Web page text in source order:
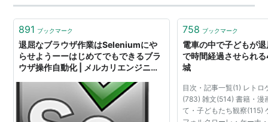
891 ブックマーク
退屈なブラウザ作業はSeleniumにや
らせようーーはじめてでもできるブラ
ウザ操作自動化 | メルカリエンジニア
758 ブックマーク
電車の中で子どもが
で時間経過させられ
城
目次・記事一覧(1) レトロ
(783) 雑文(514) 書籍・漫
て・子どもたち観察(115)